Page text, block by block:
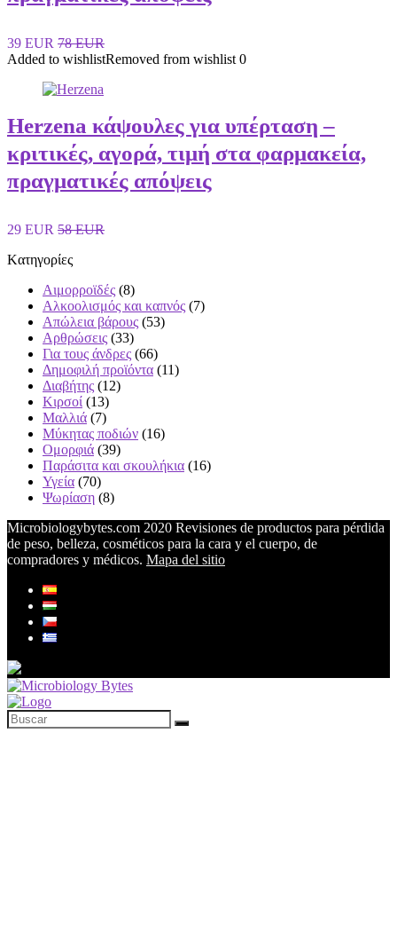
39 EUR 78 EUR
Added to wishlistRemoved from wishlist 0
Herzena κάψουλες για υπέρταση –
κριτικές, αγορά, τιμή στα φαρμακεία,
πραγματικές απόψεις
29 EUR 58 EUR
Kατηγορίες
Αιμορροϊδές (8)
Αλκοολισμός και καπνός (7)
Απώλεια βάρους (53)
Αρθρώσεις (33)
Για τους άνδρες (66)
Δημοφιλή προϊόντα (11)
Διαβήτης (12)
Κιρσοί (13)
Μαλλιά (7)
Μύκητας ποδιών (16)
Ομορφιά (39)
Παράσιτα και σκουλήκια (16)
Υγεία (70)
Ψωρίαση (8)
Microbiologybytes.com 2020 Revisiones de productos para pérdida
de peso, belleza, cosméticos para la cara y el cuerpo, de
compradores y médicos. Mapa del sitio